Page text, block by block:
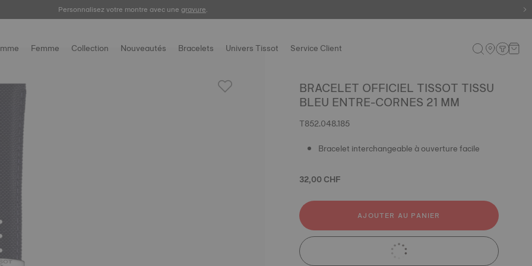
Personnalisez votre montre avec une gravure.
Enregistrez votre montre
Femme Collection Nouveautés Bracelets Univers Tissot Service Client
BRACELET OFFICIEL TISSOT TISSU
BLEU ENTRE-CORNES 21 MM
T852.048.185
Bracelet interchangeable à ouverture facile
32,00 CHF
AJOUTER AU PANIER